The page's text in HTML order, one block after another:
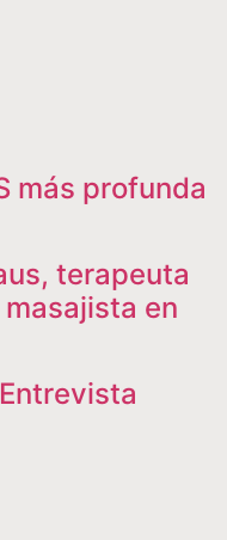
más profunda
terapeuta
en